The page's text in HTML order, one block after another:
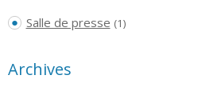
Salle de presse (1)
Archives